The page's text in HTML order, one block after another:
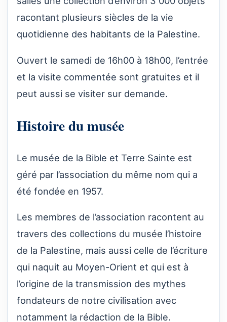
racontant plusieurs siècles de la vie
quotidienne des habitants de la Palestine.
Ouvert le samedi de 16h00 à 18h00, l’entrée
et la visite commentée sont gratuites et il
peut aussi se visiter sur demande.
Histoire du musée
Le musée de la Bible et Terre Sainte est
géré par l’association du même nom qui a
été fondée en 1957.
Les membres de l’association racontent au
travers des collections du musée l’histoire
de la Palestine, mais aussi celle de l’écriture
qui naquit au Moyen-Orient et qui est à
l’origine de la transmission des mythes
fondateurs de notre civilisation avec
notamment la rédaction de la Bible.